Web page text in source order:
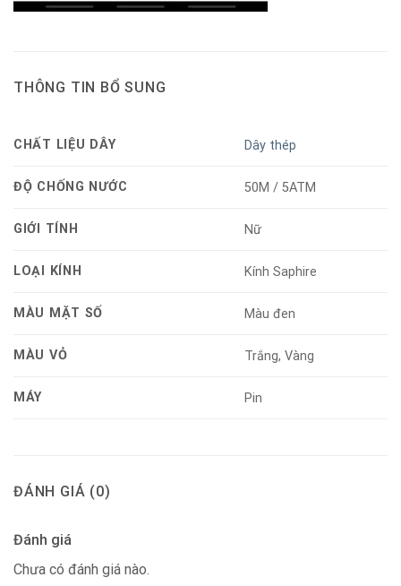
THÔNG TIN BỔ SUNG
CHẤT LIỆU DÂY Dây thép
ĐỘ CHỐNG NƯỚC 50M / 5ATM
GIỚI TÍNH Nữ
LOẠI KÍNH Kính Saphire
MÀU MẶT SỐ Màu đen
MÀU VỎ Trắng, Vàng
MÁY Pin
ĐÁNH GIÁ (0)
Đánh giá
Chưa có đánh giá nào.